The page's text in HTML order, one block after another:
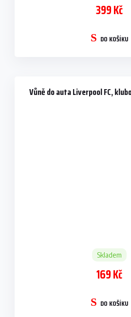
399 Kč
DO KOŠÍKU
Vůně do auta Liverpool FC,
Skladem
169 Kč
DO KOŠÍKU